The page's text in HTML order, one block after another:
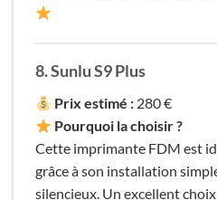
8. Sunlu S9 Plus
Prix estimé : 280 €
Pourquoi la choisir ?
Cette imprimante FDM est
grâce à son installation
silencieux. Un excellent